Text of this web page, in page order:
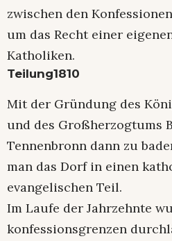
zwischen den
um das Recht einer
Katholiken.
Teilung1810
Mit der Gründung des
und des Großherzogtums
Tennenbronn dann zu
man das Dorf in einen
evangelischen Teil.
Im Laufe der Jahrzehnte
konfessionsgrenzen